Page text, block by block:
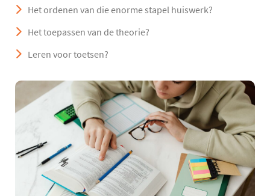
Het ordenen van die enorme stapel huiswerk?
Het toepassen van de theorie?
Leren voor toetsen?